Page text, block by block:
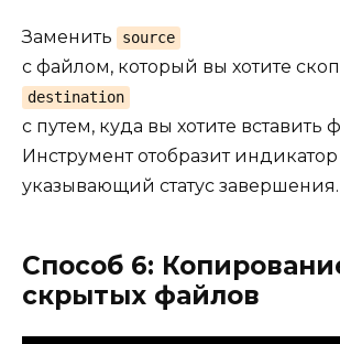
Заменить source
с файлом, который вы хотите
destination
с путем, куда вы хотите вставить
Инструмент отобразит
указывающий статус завершения.
Способ 6:
скрытых файлов